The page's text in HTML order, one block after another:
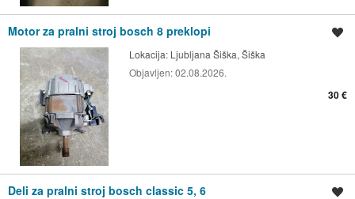
Motor za pralni stroj bosch 8 preklopi
Lokacija: Ljubljana Šiška, Šiška
Objavljen:02.08.2026.
30 €
Deli za pralni stroj bosch classic 5, 6